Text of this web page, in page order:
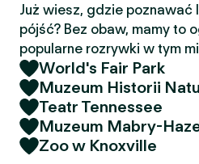
Już wiesz, gdzie poznawać
pójść? Bez obaw, mamy to
popularne rozrywki w tym
World's Fair Park
Muzeum Historii
Teatr Tennessee
Muzeum Mabry-
Zoo w Knoxville